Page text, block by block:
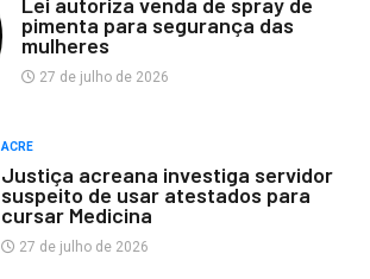
pimenta para segurança das
mulheres
27 de julho de 2026
ACRE
Justiça acreana investiga servidor
suspeito de usar atestados para
cursar Medicina
27 de julho de 2026